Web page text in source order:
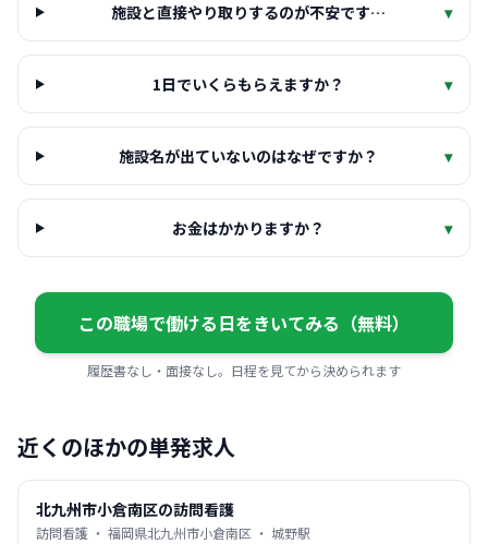
施設と直接やり取りするのが不安です… ▾
1日でいくらもらえますか？ ▾
施設名が出ていないのはなぜですか？ ▾
お金はかかりますか？ ▾
この職場で働ける日をきいてみる（無料）
履歴書なし・面接なし。日程を見てから決められます
近くのほかの単発求人
北九州市小倉南区の訪問看護
訪問看護 ・ 福岡県北九州市小倉南区 ・ 城野駅